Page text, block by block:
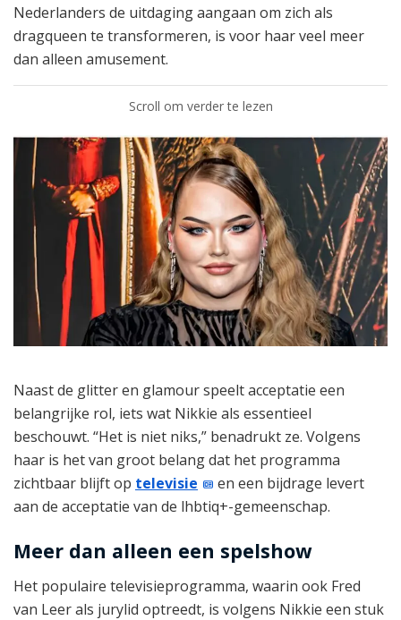
Nederlanders de uitdaging aangaan om zich als
dragqueen te transformeren, is voor haar veel meer
dan alleen amusement.
Scroll om verder te lezen
Naast de glitter en glamour speelt acceptatie een
belangrijke rol, iets wat Nikkie als essentieel
beschouwt. “Het is niet niks,” benadrukt ze. Volgens
haar is het van groot belang dat het programma
zichtbaar blijft op televisie
en een bijdrage levert
aan de acceptatie van de lhbtiq+-gemeenschap.
Meer dan alleen een spelshow
Het populaire televisieprogramma, waarin ook Fred
van Leer als jurylid optreedt, is volgens Nikkie een stuk